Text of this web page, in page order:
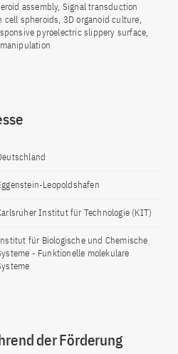
assembly, Signal transduction
cell spheroids, 3D organoid culture,
pyroelectric slippery surface,
Leopoldshafen
Institut für Technologie (KIT)
für Biologische und Chemische
- Funktionelle molekulare
der Förderung